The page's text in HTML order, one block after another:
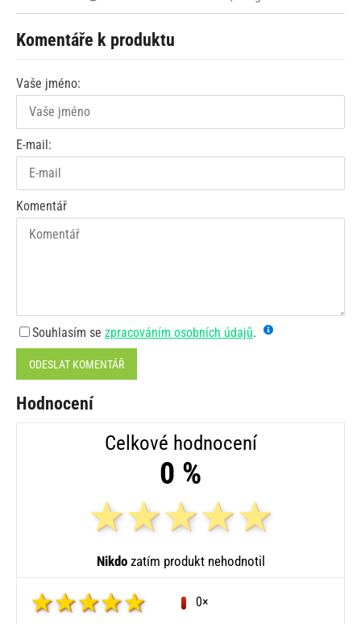
Komentáře k produktu
Vaše jméno:
E-mail:
Komentář
Souhlasím se zpracováním osobních údajů.
ODESLAT KOMENTÁŘ
Hodnocení
Celkové hodnocení
0 %
Nikdozatím produkt nehodnotil
0×